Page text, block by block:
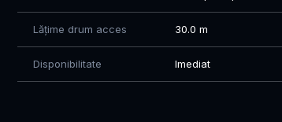
Lățime drum acces 30.0 m
Disponibilitate Imediat